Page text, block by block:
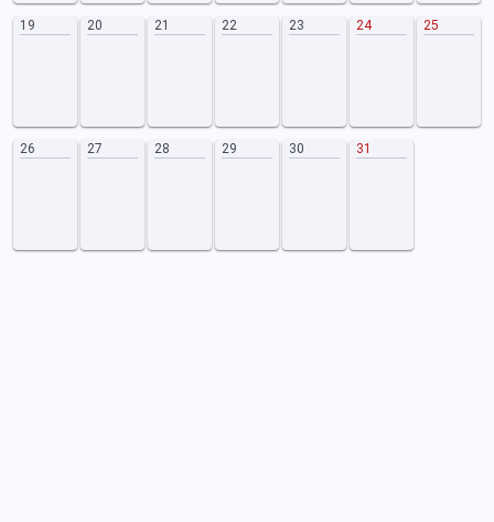
19 20 21 22 23 24 25
26 27 28 29 30 31